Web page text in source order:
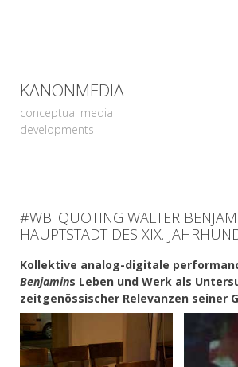
KANONMEDIA
conceptual media
developments
#WB: QUOTING WALTER
HAUPTSTADT DES XIX.
Kollektive analog-digitale
Benjamins Leben und Werk als
zeitgenössischer Relevanzen seiner